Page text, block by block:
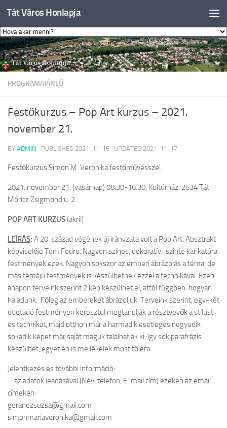
Skip to content
Tát Város Honlapja
PROGRAMAJÁNLÓ
Festőkurzus – Pop Art kurzus – 2021.
november 21.
BY ADMIN · PUBLISHED 2021-11-16 · UPDATED 2021-11-17
Festőkurzus Simon M. Veronika festőművésszel.
2021. november 21. (vasárnap) 08.30-16.30, Kultúrház, 2534 Tát
Móricz Zsigmond u. 2.
POP ART KURZUS(akril)
LEÍRÁS: A 20. század végének új irányzata volt a Pop Art. Absztrakt
képviselője Tom Fedro. Nagyon színes, dekoratív, szinte karikatúra
festmények ezek. Nagyon sokszor az emberi ábrázolás a téma, de
más témájú festmények is készülhetnek ezzel a technikával. Ezen
anapon terveink szerint 2 kép készülhet el, attól függően, hogyan
haladunk. Főleg az embereket ábrázoljuk. Terveink szerint, egy-két
ötletadó festményen keresztül megtanulják a résztvevők a stílust
és technikát, majd otthon már a harmadik esetleges negyedik
sokadik képet már saját maguk találhatják ki, így sok parafrázis
készülhet, egyet én is mellékelek most tőlem.
Jelentkezés és további információ:
– az adatok leadásával (Név, telefon, E-mail cím) ezeken az email
címeken:
geranezsuzsa@gmail.com
simonmariaveronika@gmail.com